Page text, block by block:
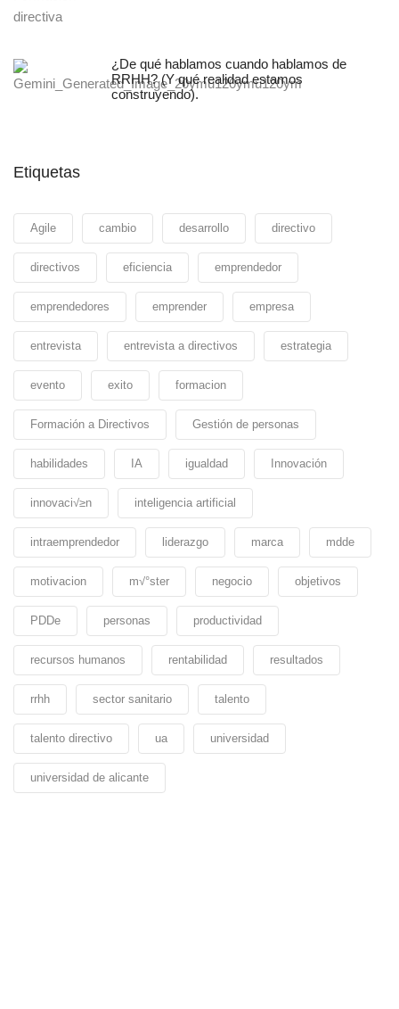
¿De qué hablamos cuando hablamos de
RRHH? (Y qué realidad estamos
construyendo).
Etiquetas
Agile cambio desarrollo directivo
directivos eficiencia emprendedor
emprendedores emprender empresa
entrevista entrevista a directivos estrategia
evento exito formacion
Formación a Directivos Gestión de personas
habilidades IA igualdad Innovación
innovaci√≥n inteligencia artificial
intraemprendedor liderazgo marca mdde
motivacion m√°ster negocio objetivos
PDDe personas productividad
recursos humanos rentabilidad resultados
rrhh sector sanitario talento
talento directivo ua universidad
universidad de alicante